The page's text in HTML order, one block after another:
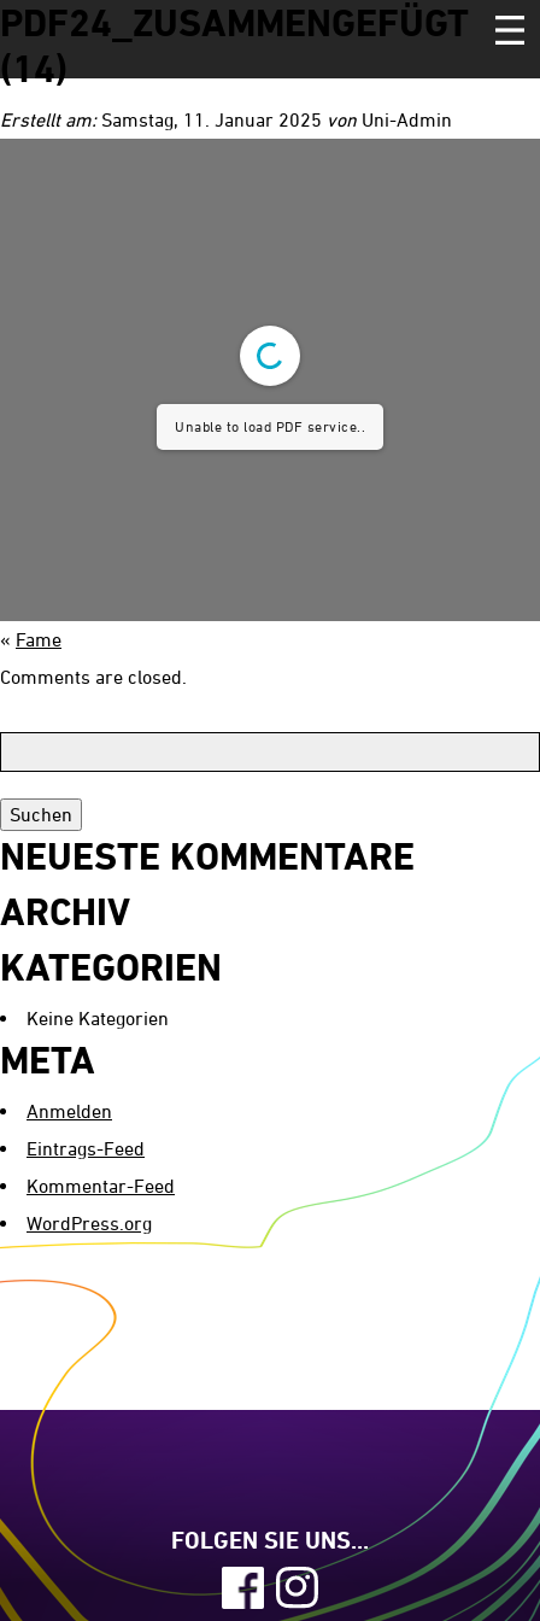
Linie 1
Aida
Natürlich Blond
Cats
The Wizard of Oz
PDF24_ZUSAMMENGEFÜGT
(14)
Erstellt am:Samstag, 11. Januar 2025 von Uni-Admin
Unable to load PDF service..
« Fame
Comments are closed.
NEUESTE KOMMENTARE
ARCHIV
KATEGORIEN
Keine Kategorien
META
Anmelden
Eintrags-Feed
Kommentar-Feed
WordPress.org
FOLGEN SIE UNS...